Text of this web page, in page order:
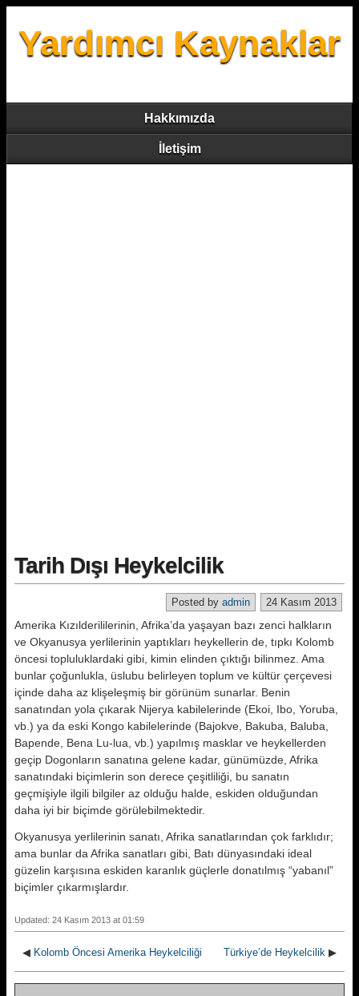
Yardımcı Kaynaklar
Hakkımızda
İletişim
Tarih Dışı Heykelcilik
24 Kasım 2013
Posted by admin
Amerika Kızılderililerinin, Afrika’da yaşayan bazı zenci halkların
ve Okyanusya yerlilerinin yaptıkları heykellerin de, tıpkı Kolomb
öncesi topluluklardaki gibi, kimin elinden çıktığı bilinmez. Ama
bunlar çoğunlukla, üslubu belirleyen toplum ve kültür çerçevesi
içinde daha az klişeleşmiş bir görünüm sunarlar. Benin
sanatından yola çıkarak Nijerya kabilelerinde (Ekoi, Ibo, Yoruba,
vb.) ya da eski Kongo kabilelerinde (Bajokve, Bakuba, Baluba,
Bapende, Bena Lu-lua, vb.) yapılmış masklar ve heykellerden
geçip Dogonların sanatına gelene kadar, günümüzde, Afrika
sanatındaki biçimlerin son derece çeşitliliği, bu sanatın
geçmişiyle ilgili bilgiler az olduğu halde, eskiden olduğundan
daha iyi bir biçimde görülebilmektedir.
Okyanusya yerlilerinin sanatı, Afrika sanatlarından çok farklıdır;
ama bunlar da Afrika sanatları gibi, Batı dünyasındaki ideal
güzelin karşısına eskiden karanlık güçlerle donatılmış “yabanıl”
biçimler çıkarmışlardır.
Updated: 24 Kasım 2013 at 01:59
◀ Kolomb Öncesi Amerika Heykelciliği Türkiye’de Heykelcilik ▶